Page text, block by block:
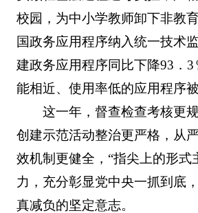
校园，为中小学教师卸下非教
国政务应用程序纳入统一技术
建政务应用程序同比下降93．3
能相近、使用率低的应用程序
这一年，督查检查考核更
创建示范活动整治更严格，从
效机制更健全，“指尖上的形式
力，充分彰显党中央一抓到底
真减负的坚定意志。